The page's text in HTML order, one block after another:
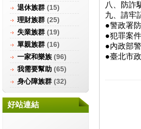
退休族群 (15)
理財族群 (25)
失業族群 (19)
單親族群 (16)
一家和樂族 (96)
我需要幫助 (65)
身心障族群 (32)
好站連結
八、防詐
九、請牢
●警政署
●犯罪案
●內政部
●臺北市